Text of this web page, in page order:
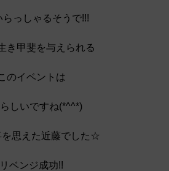
らっしゃるそうで!!!
き甲斐を与えられる
のイベントは
しいですね(*^^*)
を思えた近藤でした☆
リベンジ成功!!